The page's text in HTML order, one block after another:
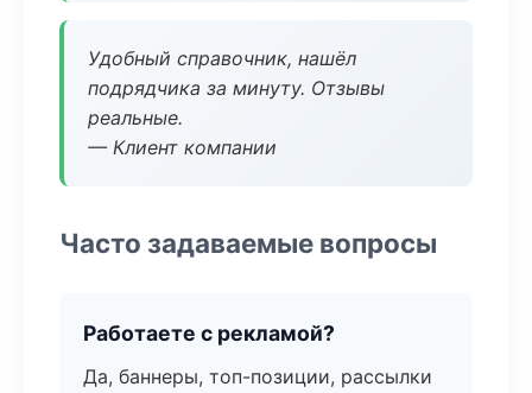
Удобный справочник, нашёл
подрядчика за минуту. Отзывы
реальные.
— Клиент компании
Часто задаваемые вопросы
Работаете с рекламой?
Да, баннеры, топ-позиции, рассылки